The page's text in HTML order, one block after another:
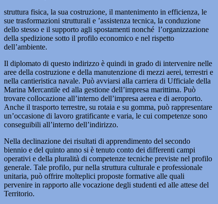
struttura fisica, la sua costruzione, il mantenimento in efficienza, le
sue trasformazioni strutturali e ’assistenza tecnica, la conduzione
dello stesso e il supporto agli spostamenti nonché l’organizzazione
della spedizione sotto il profilo economico e nel rispetto
dell’ambiente.
Il diplomato di questo indirizzo è quindi in grado di intervenire nelle
aree della costruzione e della manutenzione di mezzi aerei, terrestri e
nella cantieristica navale. Può avviarsi alla carriera di Ufficiale della
Marina Mercantile ed alla gestione dell’impresa marittima. Può
trovare collocazione all’interno dell’impresa aerea e di aeroporto.
Anche il trasporto terrestre, su rotaia e su gomma, può rappresentare
un’occasione di lavoro gratificante e varia, le cui competenze sono
conseguibili all’interno dell’indirizzo.
Nella declinazione dei risultati di apprendimento del secondo
biennio e del quinto anno si è tenuto conto dei differenti campi
operativi e della pluralità di competenze tecniche previste nel profilo
generale. Tale profilo, pur nella struttura culturale e professionale
unitaria, può offrire molteplici proposte formative alle quali
pervenire in rapporto alle vocazione degli studenti ed alle attese del
Territorio.